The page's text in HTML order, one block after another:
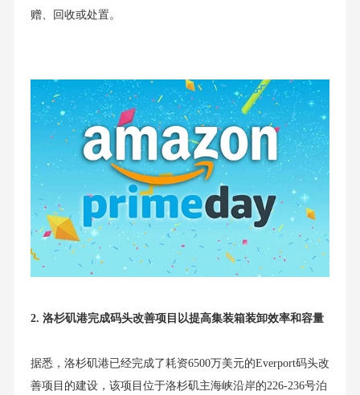
赠、回收或处置。
2. 洛杉矶港完成码头改善项目以提高集装箱装卸效率和容量
据悉，洛杉矶港已经完成了耗资6500万美元的Everport码头改
善项目的建设，该项目位于洛杉矶主海峡沿岸的226-236号泊